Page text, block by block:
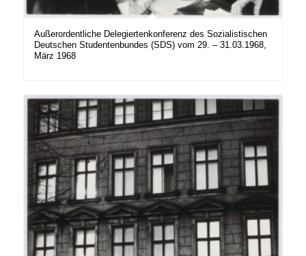
Außerordentliche Delegiertenkonferenz des Sozialistischen
Deutschen Studentenbundes (SDS) vom 29. – 31.03.1968,
März 1968